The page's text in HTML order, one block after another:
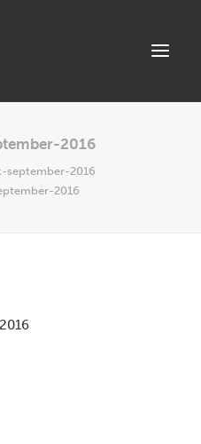
2016
september-2016
2016